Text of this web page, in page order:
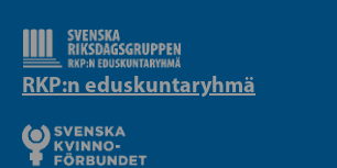
RKP:n eduskuntaryhmä